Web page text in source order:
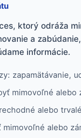
ktorý odráža
a
informácie.
zapamätávanie,
mimovoľné
alebo
alebo